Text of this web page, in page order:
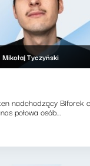
Mikołaj Tyczyński
nadchodzący Biforek
połowa osób...